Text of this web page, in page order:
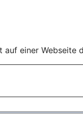
einer